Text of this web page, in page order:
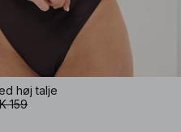
høj talje
159